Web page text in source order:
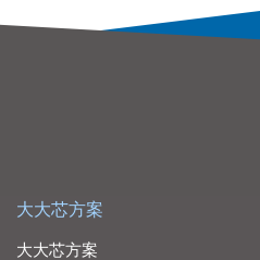
大大芯方案
大大芯方案